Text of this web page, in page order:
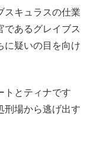
スキュラスの仕業
であるグレイブス
に疑いの目を向け
トとティナです
刑場から逃げ出す